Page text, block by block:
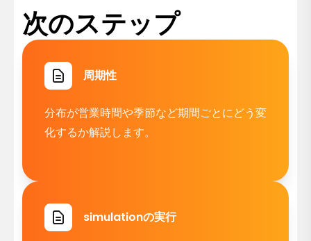
次のステップ
周期性
分布が営業時間や季節など期間ごとにどう変
化するか解説します。
simulationの実行